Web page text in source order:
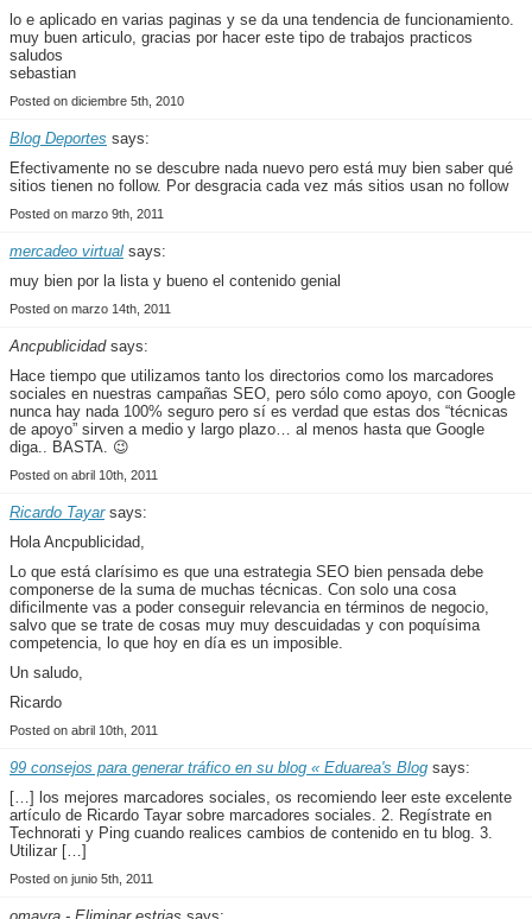
lo e aplicado en varias paginas y se da una tendencia de funcionamiento.
muy buen articulo, gracias por hacer este tipo de trabajos practicos
saludos
sebastian
Posted on diciembre 5th, 2010
Blog Deportes says:
Efectivamente no se descubre nada nuevo pero está muy bien saber qué
sitios tienen no follow. Por desgracia cada vez más sitios usan no follow
Posted on marzo 9th, 2011
mercadeo virtual says:
muy bien por la lista y bueno el contenido genial
Posted on marzo 14th, 2011
Ancpublicidadsays:
Hace tiempo que utilizamos tanto los directorios como los marcadores
sociales en nuestras campañas SEO, pero sólo como apoyo, con Google
nunca hay nada 100% seguro pero sí es verdad que estas dos “técnicas
de apoyo” sirven a medio y largo plazo… al menos hasta que Google
diga.. BASTA. 😉
Posted on abril 10th, 2011
Ricardo Tayarsays:
Hola Ancpublicidad,
Lo que está clarísimo es que una estrategia SEO bien pensada debe
componerse de la suma de muchas técnicas. Con solo una cosa
dificilmente vas a poder conseguir relevancia en términos de negocio,
salvo que se trate de cosas muy muy descuidadas y con poquísima
competencia, lo que hoy en día es un imposible.
Un saludo,
Ricardo
Posted on abril 10th, 2011
99 consejos para generar tráfico en su blog « Eduarea's Blog says:
[…] los mejores marcadores sociales, os recomiendo leer este excelente
artículo de Ricardo Tayar sobre marcadores sociales. 2. Regístrate en
Technorati y Ping cuando realices cambios de contenido en tu blog. 3.
Utilizar […]
Posted on junio 5th, 2011